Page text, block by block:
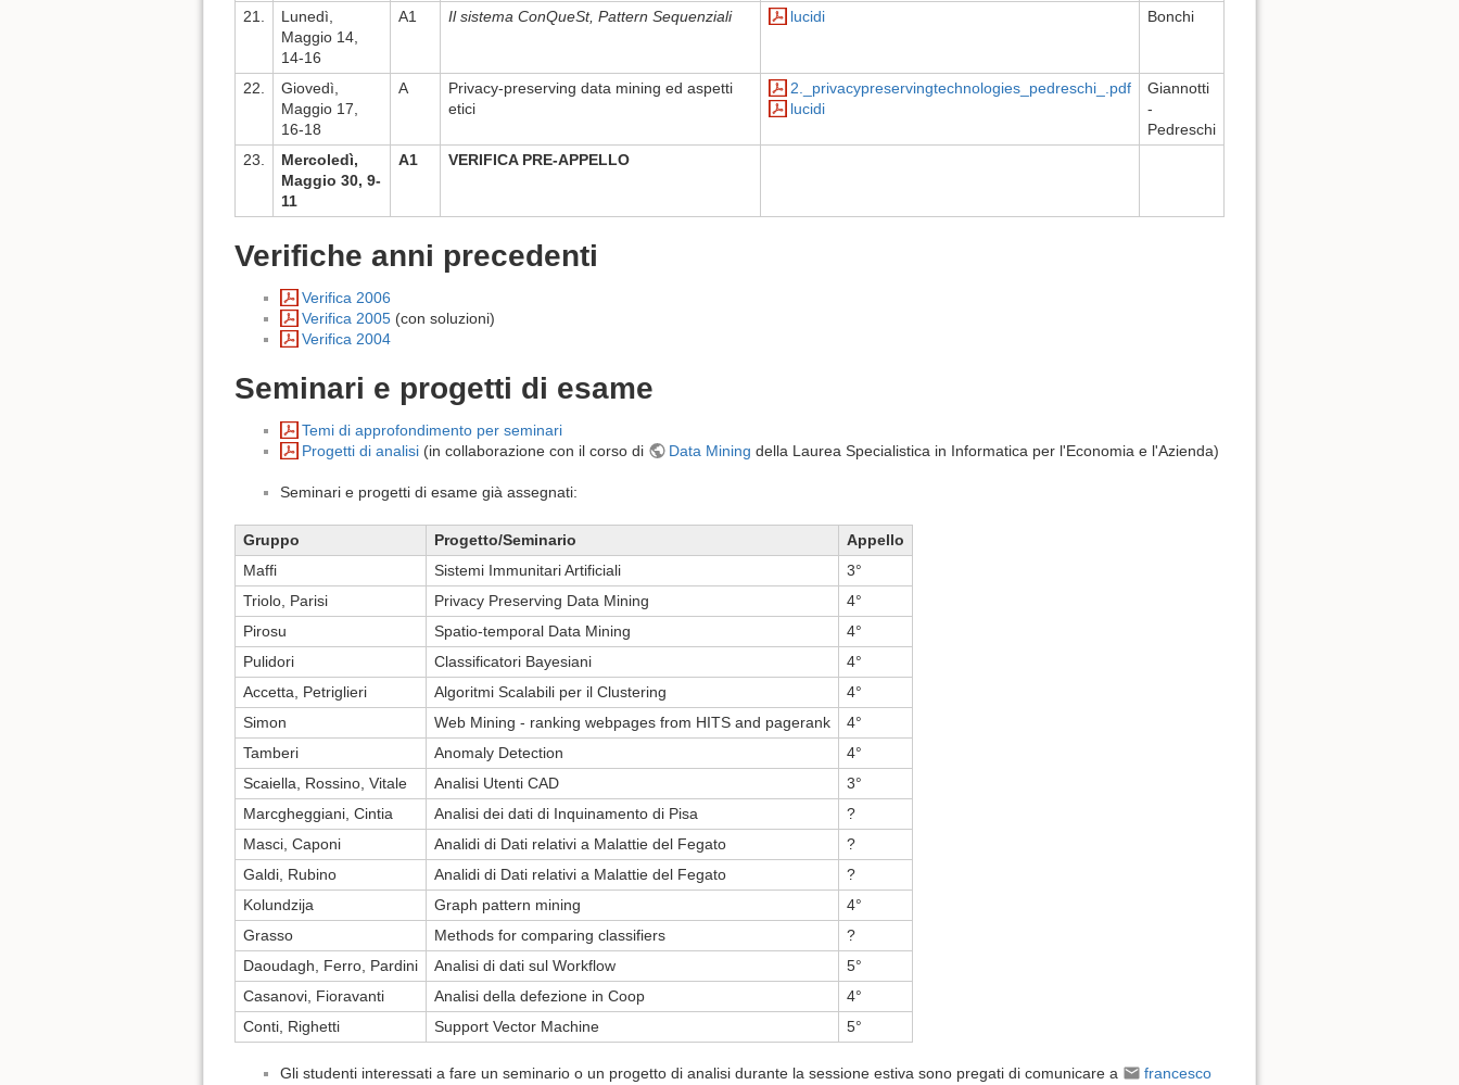
21.
Lunedì,
Maggio 14,
14-16
A1 Il sistema ConQueSt, Pattern Sequenziali lucidi Bonchi
22.
Giovedì,
Maggio 17,
16-18
A
Privacy-preserving data mining ed aspetti
etici
2._privacypreservingtechnologies_pedreschi_.pdf
lucidi
Giannotti
-
Pedreschi
23.
Mercoledì,
Maggio 30, 9-
11
A1 VERIFICA PRE-APPELLO
Verifiche anni precedenti
Verifica 2006
Verifica 2005(con soluzioni)
Verifica 2004
Seminari e progetti di esame
Temi di approfondimento per seminari
Progetti di analisi(in collaborazione con il corso di Data Mining della Laurea Specialistica in Informatica per l'Economia e l'Azienda)
Seminari e progetti di esame già assegnati:
Gruppo Progetto/Seminario
Appello
Maffi
Sistemi Immunitari Artificiali
3°
Triolo, Parisi
Privacy Preserving Data Mining
4°
Pirosu
Spatio-temporal Data Mining
4°
Pulidori
Classificatori Bayesiani
4°
Accetta, Petriglieri
Algoritmi Scalabili per il Clustering
4°
Simon
Web Mining - ranking webpages from HITS and pagerank
4°
Tamberi
Anomaly Detection
4°
Scaiella, Rossino, Vitale
Analisi Utenti CAD
3°
Marcgheggiani, Cintia
Analisi dei dati di Inquinamento di Pisa
?
Masci, Caponi
Analidi di Dati relativi a Malattie del Fegato
?
Galdi, Rubino
Analidi di Dati relativi a Malattie del Fegato
?
Kolundzija
Graph pattern mining
4°
Grasso
Methods for comparing classifiers
?
Daoudagh, Ferro, Pardini
Analisi di dati sul Workflow
5°
Casanovi, Fioravanti
Analisi della defezione in Coop
4°
Conti, Righetti
Support Vector Machine 5°
Gli studenti interessati a fare un seminario o un progetto di analisi durante la sessione estiva sono pregati di comunicare a francesco